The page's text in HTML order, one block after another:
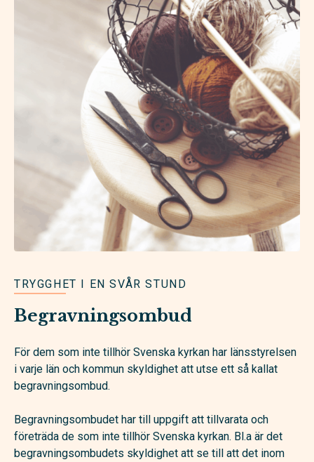
TRYGGHET I EN SVÅR STUND
Begravningsombud
För dem som inte tillhör Svenska kyrkan har länsstyrelsen
i varje län och kommun skyldighet att utse ett så kallat
begravnings­ombud.
Begravningsombudet har till uppgift att tillvarata och
företräda de som inte tillhör Svenska kyrkan. Bl.a är det
begravningsombudets skyldighet att se till att det inom